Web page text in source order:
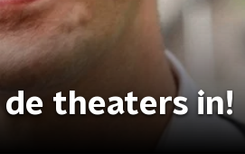
de theaters in!